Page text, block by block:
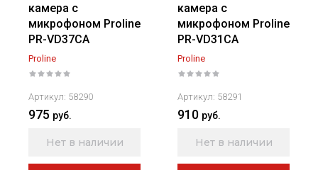
камера с
микрофоном Proline
PR-VD37CA
Proline
Артикул: 58290
975 руб.
Нет в наличии
камера с
микрофоном Proline
PR-VD31CA
Proline
Артикул: 58291
910 руб.
Нет в наличии